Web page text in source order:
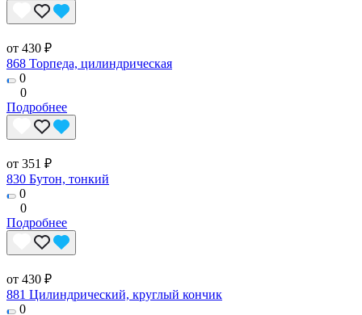
от 430 ₽
868 Торпеда, цилиндрическая
0
0
Подробнее
от 351 ₽
830 Бутон, тонкий
0
0
Подробнее
от 430 ₽
881 Цилиндрический, круглый кончик
0